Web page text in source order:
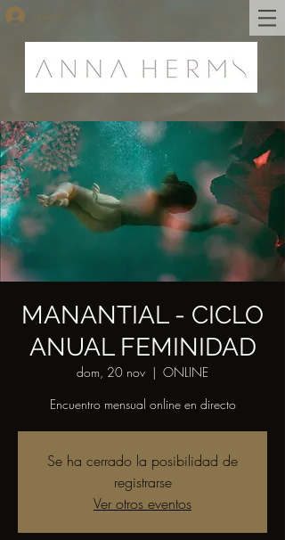
MANANTIAL - CICLO
ANUAL FEMINIDAD
dom, 20 nov
  |
ONLINE
Encuentro mensual online en directo
Se ha cerrado la posibilidad de
registrarse
Ver otros eventos